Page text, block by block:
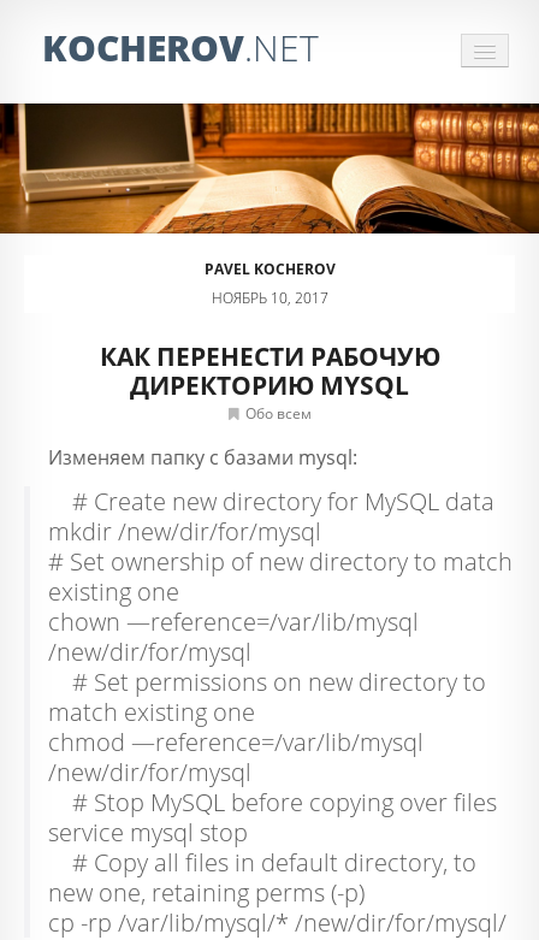
KOCHEROV.NET
СБОР ИНФОРМАЦИИ
ЗАКАЗАТЬ ПАРСЕР
ОБРАБОТКА ПРАЙСОВ
PAVEL KOCHEROV
НОЯБРЬ 10, 2017
КАК ПЕРЕНЕСТИ РАБОЧУЮ
ДИРЕКТОРИЮ MYSQL
Обо всем
Изменяем папку с базами mysql:
# Create new directory for MySQL data
mkdir /new/dir/for/mysql
# Set ownership of new directory to match
existing one
chown —reference=/var/lib/mysql
/new/dir/for/mysql
# Set permissions on new directory to
match existing one
chmod —reference=/var/lib/mysql
/new/dir/for/mysql
# Stop MySQL before copying over files
service mysql stop
# Copy all files in default directory, to
new one, retaining perms (-p)
cp -rp /var/lib/mysql/* /new/dir/for/mysql/